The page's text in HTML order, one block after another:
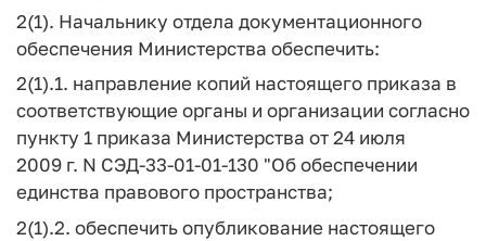
2(1). Начальнику отдела документационного
обеспечения Министерства обеспечить:
2(1).1. направление копий настоящего приказа в
соответствующие органы и организации согласно
пункту 1 приказа Министерства от 24 июля
2009 г. N СЭД-33-01-01-130 "Об обеспечении
единства правового пространства;
2(1).2. обеспечить опубликование настоящего